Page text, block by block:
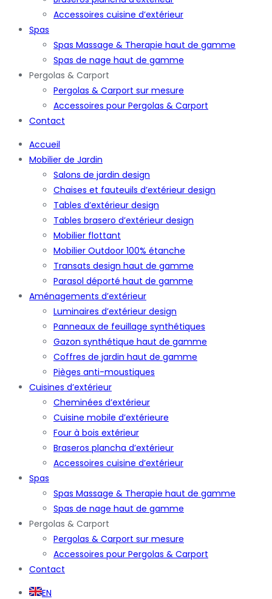
Accessoires cuisine d’extérieur
Spas
Spas Massage & Therapie haut de gamme
Spas de nage haut de gamme
Pergolas & Carport
Pergolas & Carport sur mesure
Accessoires pour Pergolas & Carport
Contact
Accueil
Mobilier de Jardin
Salons de jardin design
Chaises et fauteuils d’extérieur design
Tables d’extérieur design
Tables brasero d’extérieur design
Mobilier flottant
Mobilier Outdoor 100% étanche
Transats design haut de gamme
Parasol déporté haut de gamme
Aménagements d’extérieur
Luminaires d’extérieur design
Panneaux de feuillage synthétiques
Gazon synthétique haut de gamme
Coffres de jardin haut de gamme
Pièges anti-moustiques
Cuisines d’extérieur
Cheminées d’extérieur
Cuisine mobile d’extérieure
Four à bois extérieur
Braseros plancha d’extérieur
Accessoires cuisine d’extérieur
Spas
Spas Massage & Therapie haut de gamme
Spas de nage haut de gamme
Pergolas & Carport
Pergolas & Carport sur mesure
Accessoires pour Pergolas & Carport
Contact
EN